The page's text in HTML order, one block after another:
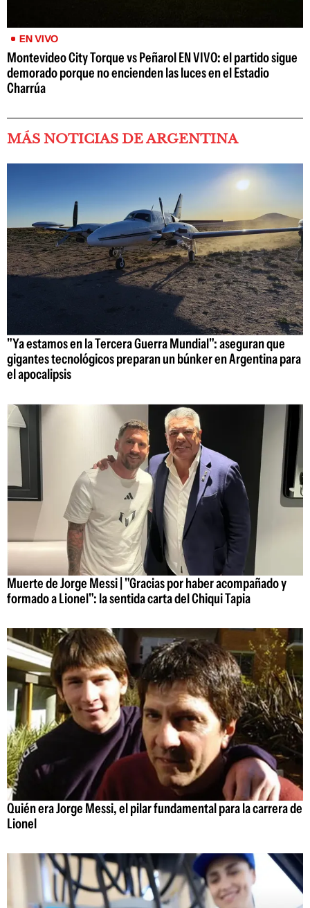
EN VIVO
Montevideo City Torque vs Peñarol EN VIVO: el partido sigue
demorado porque no encienden las luces en el Estadio
Charrúa
MÁS NOTICIAS DE ARGENTINA
"Ya estamos en la Tercera Guerra Mundial": aseguran que
gigantes tecnológicos preparan un búnker en Argentina para
el apocalipsis
Muerte de Jorge Messi | "Gracias por haber acompañado y
formado a Lionel": la sentida carta del Chiqui Tapia
Quién era Jorge Messi, el pilar fundamental para la carrera de
Lionel